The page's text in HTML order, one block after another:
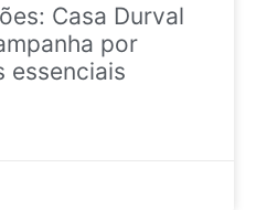
Casa Durval
por
essenciais